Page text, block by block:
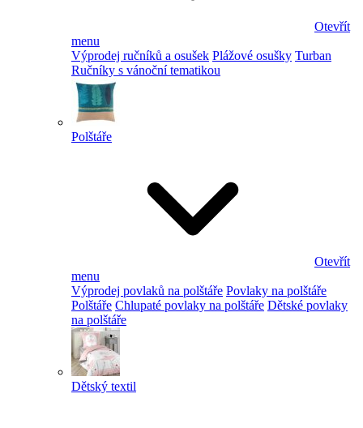
Otevřít
menu
Výprodej ručníků a osušek Plážové osušky Turban
Ručníky s vánoční tematikou
Polštáře
Otevřít
menu
Výprodej povlaků na polštáře Povlaky na polštáře
Polštáře Chlupaté povlaky na polštáře Dětské povlaky
na polštáře
Dětský textil